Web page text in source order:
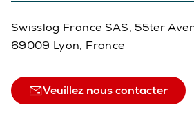
Swisslog France SAS, 55ter
69009 Lyon, France
Veuillez nous contacter